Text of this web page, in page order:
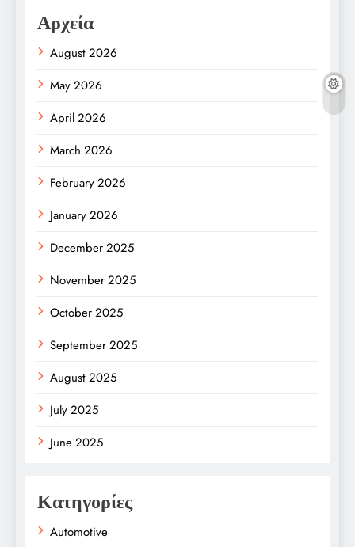
Αρχεία
August 2026
May 2026
April 2026
March 2026
February 2026
January 2026
December 2025
November 2025
October 2025
September 2025
August 2025
July 2025
June 2025
Κατηγορίες
Automotive